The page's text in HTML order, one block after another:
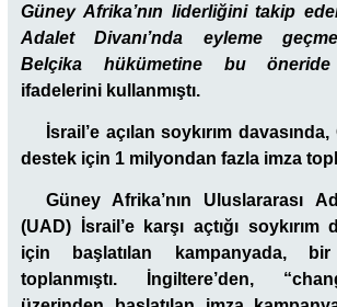
Güney Afrika’nın liderliğini takip
Adalet Divanı’nda eyleme
Belçika hükümetine bu öneride
ifadelerini kullanmıştı.
İsrail’e açılan soykırım
destek için 1 milyondan fazla imza
Güney Afrika’nın Uluslararası
(UAD) İsrail’e karşı açtığı soykırım
için başlatılan kampanyada,
toplanmıştı. İngiltere’den,